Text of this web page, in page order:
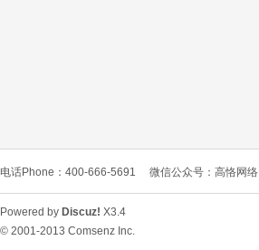
电话Phone：400-666-5691 微信公众号：高恪网络
Powered by Discuz! X3.4
© 2001-2013 Comsenz Inc.